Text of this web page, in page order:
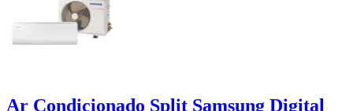
Ar Condicionado Split Samsung Digital